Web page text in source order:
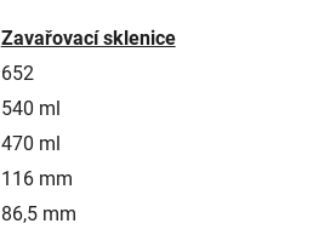
Zavařovací sklenice
652
540 ml
470 ml
116 mm
86,5 mm